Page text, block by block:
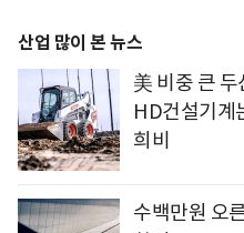
산업 많이 본 뉴스
美 비중 큰
HD건설기계
희비
수백만원 오